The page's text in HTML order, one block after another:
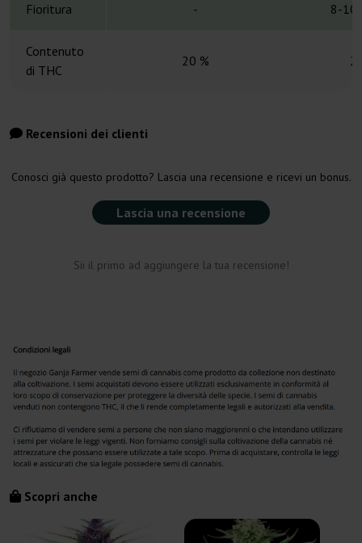
Fioritura - 8-10
Contenuto
di THC
20 %
Recensioni dei clienti
Conosci già questo prodotto? Lascia una recensione e ricevi un bonus.
Lascia una recensione
Sii il primo ad aggiungere la tua recensione!
Scopri anche